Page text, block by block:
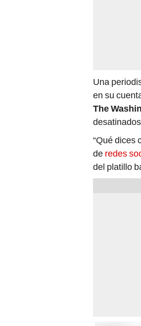
Una
en su
The
“Qué dices
de redes
del platillo